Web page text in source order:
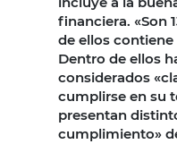
financiera. «Son
de ellos
Dentro de ellos
considerados
cumplirse en su
presentan
cumplimiento»